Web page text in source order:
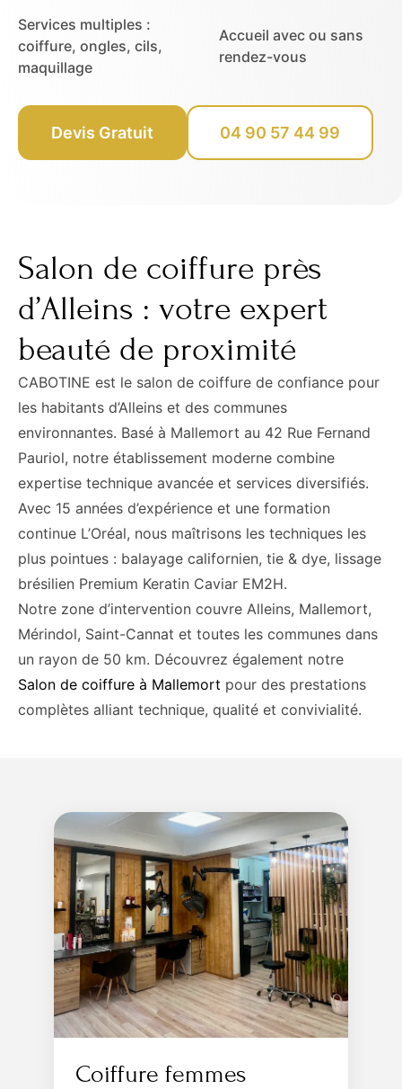
Services multiples :
coiffure, ongles, cils,
maquillage
Accueil avec ou sans
rendez-vous
Devis Gratuit 04 90 57 44 99
Salon de coiffure près
d’Alleins : votre expert
beauté de proximité
CABOTINE est le salon de coiffure de confiance pour
les habitants d’Alleins et des communes
environnantes. Basé à Mallemort au 42 Rue Fernand
Pauriol, notre établissement moderne combine
expertise technique avancée et services diversifiés.
Avec 15 années d’expérience et une formation
continue L’Oréal, nous maîtrisons les techniques les
plus pointues : balayage californien, tie & dye, lissage
brésilien Premium Keratin Caviar EM2H.
Notre zone d’intervention couvre Alleins, Mallemort,
Mérindol, Saint-Cannat et toutes les communes dans
un rayon de 50 km. Découvrez également notre
Salon de coiffure à Mallemort pour des prestations
complètes alliant technique, qualité et convivialité.
Coiffure femmes